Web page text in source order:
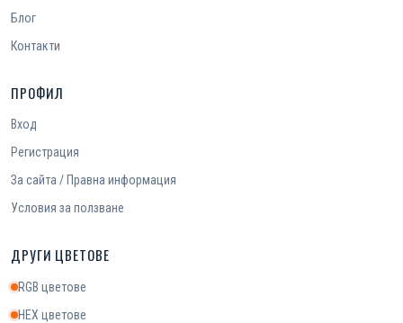
Блог
Контакти
ПРОФИЛ
Вход
Регистрация
За сайта / Правна информация
Условия за ползване
ДРУГИ ЦВЕТОВЕ
RGB цветове
HEX цветове